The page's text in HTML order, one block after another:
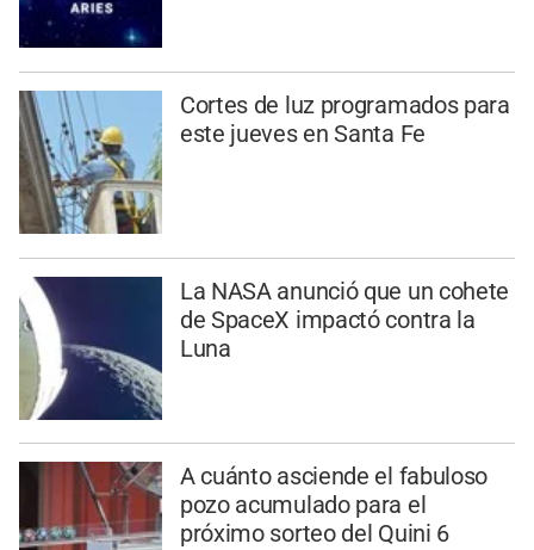
Cortes de luz programados para
este jueves en Santa Fe
La NASA anunció que un cohete
de SpaceX impactó contra la
Luna
A cuánto asciende el fabuloso
pozo acumulado para el
próximo sorteo del Quini 6